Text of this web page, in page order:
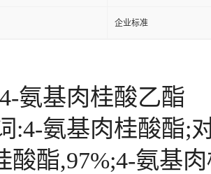
企业标准
氨基肉桂酸乙酯
:4-氨基肉桂酸酯;
酸酯,97%;4-氨基